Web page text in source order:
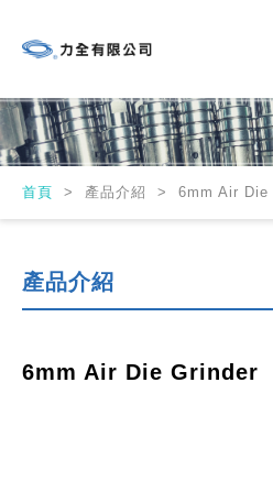
首頁 > 產品介紹 > 6mm Air Die
產品介紹
6mm Air Die Grinder